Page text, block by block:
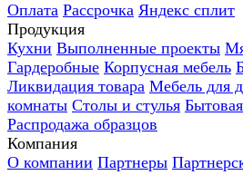
Оплата Рассрочка Яндекс сплит
Продукция
Кухни Выполненные проекты
Гардеробные Корпусная мебель
Ликвидация товара Мебель для
комнаты Столы и стулья
Распродажа образцов
Компания
О компании Партнеры